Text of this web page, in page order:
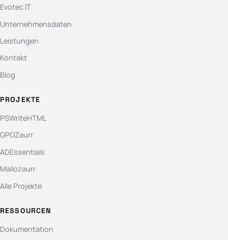
Evotec IT
Unternehmensdaten
Leistungen
Kontakt
Blog
PROJEKTE
PSWriteHTML
GPOZaurr
ADEssentials
Mailozaurr
Alle Projekte
RESSOURCEN
Dokumentation